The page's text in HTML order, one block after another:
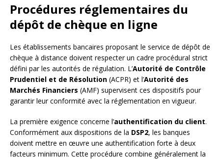
Procédures réglementaires du
dépôt de chèque en ligne
Les établissements bancaires proposant le service de dépôt de
chèque à distance doivent respecter un cadre procédural strict
défini par les autorités de régulation. L’Autorité de Contrôle
Prudentiel et de Résolution (ACPR) et l’Autorité des
Marchés Financiers (AMF) supervisent ces dispositifs pour
garantir leur conformité avec la réglementation en vigueur.
La première exigence concerne l’authentification du client.
Conformément aux dispositions de la DSP2, les banques
doivent mettre en œuvre une authentification forte à deux
facteurs minimum. Cette procédure combine généralement la